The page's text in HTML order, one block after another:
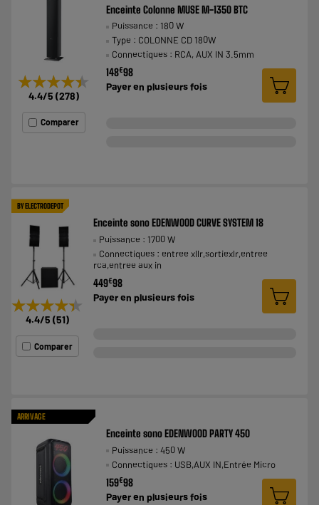
★★★★★
★★★★★
4.4/5 (278)
Comparer
Enceinte Colonne MUSE M-1350 BTC
Puissance : 180 W
Type : COLONNE CD 180W
Connectiques : RCA, AUX IN 3.5mm
148€98
Payer en plusieurs fois
BY ELECTRODEPOT
★★★★★
★★★★★
4.4/5 (51)
Comparer
Enceinte sono EDENWOOD CURVE SYSTEM 18
Puissance : 1700 W
Connectiques : entree xllr,sortiexlr,entree
rca,entree aux in
449€98
Payer en plusieurs fois
ARRIVAGE
Enceinte sono EDENWOOD PARTY 450
Puissance : 450 W
Connectiques : USB,AUX IN,Entrée Micro
159€98
Payer en plusieurs fois